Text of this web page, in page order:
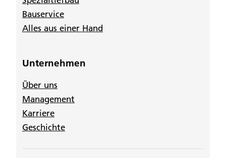
Bauservice
Alles aus einer Hand
Unternehmen
Über uns
Management
Karriere
Geschichte